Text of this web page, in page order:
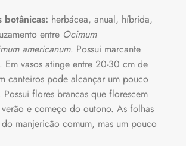
botânicas: herbácea, anual, híbrida,
entre Ocimum
americanum. Possui marcante
Em vasos atinge entre 20-30 cm de
canteiros pode alcançar um pouco
flores brancas que florescem
e começo do outono. As folhas
manjericão comum, mas um pouco